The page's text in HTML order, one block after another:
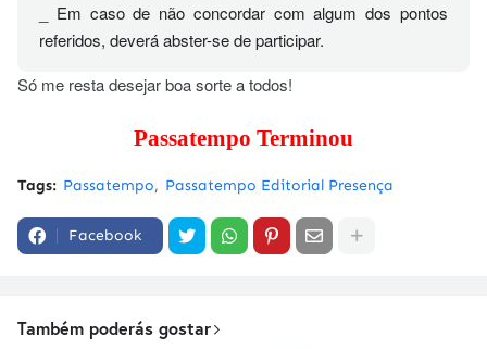
_ Em caso de não concordar com algum dos pontos
referidos, deverá abster-se de participar.
Só me resta desejar boa sorte a todos!
Passatempo Terminou
Tags: Passatempo Passatempo Editorial Presença
Facebook
Também poderás gostar